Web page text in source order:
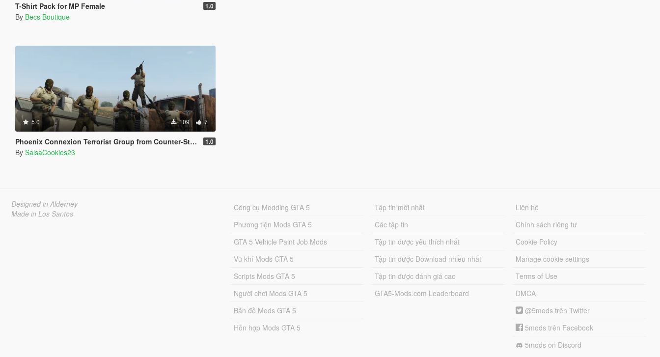
T-Shirt Pack for MP Female 1.0
By Becs Boutique
5.0 109 7
Phoenix Connexion Terrorist Group from Counter-Strike: Global Offensive (Shattered Web + Broken Fang skins included) 1.0
By SalsaCookies23
Designed in Alderney
Made in Los Santos
Công cụ Modding GTA 5
Phương tiện Mods GTA 5
GTA 5 Vehicle Paint Job Mods
Vũ khí Mods GTA 5
Scripts Mods GTA 5
Người chơi Mods GTA 5
Bản đồ Mods GTA 5
Hỗn hợp Mods GTA 5
Tập tin mới nhất
Các tập tin
Tập tin được yêu thích nhất
Tập tin được Download nhiều nhất
Tập tin được đánh giá cao
GTA5-Mods.com Leaderboard
Liên hệ
Chính sách riêng tư
Cookie Policy
Manage cookie settings
Terms of Use
DMCA
@5mods trên Twitter
5mods trên Facebook
5mods on Discord